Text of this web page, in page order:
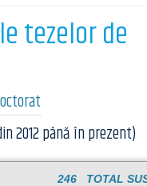
tezelor de
2012 până în prezent)
246 TOTAL